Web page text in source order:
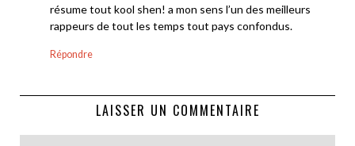
résume tout kool shen! a mon sens l’un des meilleurs
rappeurs de tout les temps tout pays confondus.
Répondre
LAISSER UN COMMENTAIRE